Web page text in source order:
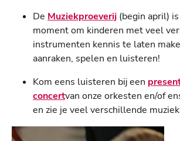
De Muziekproeverij (begin april)
moment om kinderen met veel
instrumenten kennis te laten
aanraken, spelen en luisteren!
Kom eens luisteren bij een
concertvan onze orkesten en/of
en zie je veel verschillende